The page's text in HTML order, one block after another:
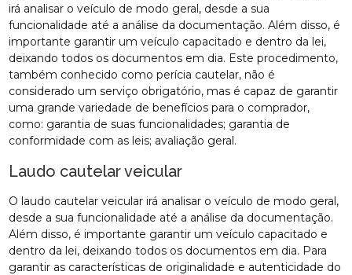
irá analisar o veículo de modo geral, desde a sua
funcionalidade até a análise da documentação. Além disso, é
importante garantir um veículo capacitado e dentro da lei,
deixando todos os documentos em dia. Este procedimento,
também conhecido como perícia cautelar, não é
considerado um serviço obrigatório, mas é capaz de garantir
uma grande variedade de benefícios para o comprador,
como: garantia de suas funcionalidades; garantia de
conformidade com as leis; avaliação geral.
Laudo cautelar veicular
O laudo cautelar veicular irá analisar o veículo de modo geral,
desde a sua funcionalidade até a análise da documentação.
Além disso, é importante garantir um veículo capacitado e
dentro da lei, deixando todos os documentos em dia. Para
garantir as características de originalidade e autenticidade do